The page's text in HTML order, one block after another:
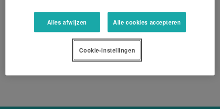
LX serie
35 PK, 40 PK, Beugel achterzijde, Hydrostaat
Alles afwijzen Alle cookies accepteren
Cookie-instellingen